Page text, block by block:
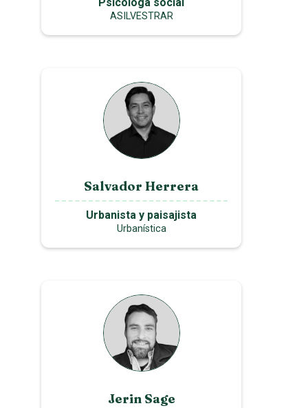
Psicologa social
ASILVESTRAR
Salvador Herrera
Urbanista y paisajista
Urbanística
Jerin Sage